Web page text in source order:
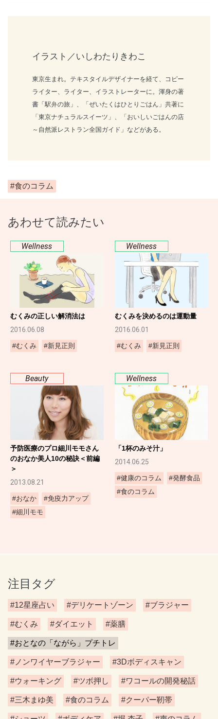
イラスト／いしわたりきわこ
東京生まれ。テキスタイルデザイナーを経て、コピー
ライター、ライター、イラストレーターに。渾身の著
書「駅弁の旅」、「ぜいたくはひとりごはん」共著に
「東京ナチュラルスイーツ」、「おいしいごはんの店
～自然派レストラン全国ガイド」などがある。
#食のコラム
注目タグ
#12星座占い #デリケートゾーン #ブラジャー
#むくみ #ダイエット #薬膳
#おとなの「ながら」プチトレ
#ノンワイヤーブラジャー #3Dボディスキャン
#ウォーキング #ツボ押し #ワコールの開発秘話
#三木まゆ美 #食のコラム #クーパー靭帯
あわせて読みたい
Wellness
むくみの正しい解消法は
2016.06.08
#むくみ #新見正則
Wellness
むくみを決めるのは運動量
2016.06.01
#むくみ #新見正則
Beauty
予防医療のプロ細川モモさん
のおなか美人10の秘訣＜前編
＞
2013.08.21
#おなか
#免疫力アップ
#細川モモ
Wellness
「1杯のみそ汁」
2014.06.25
#健康のコラム
#発酵食品
#食のコラム